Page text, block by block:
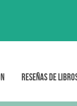
Reseñas de